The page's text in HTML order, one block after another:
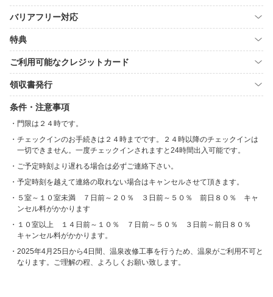
バリアフリー対応
特典
ご利用可能なクレジットカード
領収書発行
条件・注意事項
門限は２４時です。
チェックインのお手続きは２４時までです。２４時以降のチェックインは
一切できません。一度チェックインされますと24時間出入可能です。
ご予定時刻より遅れる場合は必ずご連絡下さい。
予定時刻を越えて連絡の取れない場合はキャンセルさせて頂きます。
５室～１０室未満 ７日前～２０％ ３日前～５０％ 前日８０％ キャ
ンセル料がかかります
１０室以上 １４日前～１０％ ７日前～５０％ ３日前～前日８０％
キャンセル料がかかります。
2025年4月25日から4日間、温泉改修工事を行うため、温泉がご利用不可と
なります。ご理解の程、よろしくお願い致します。